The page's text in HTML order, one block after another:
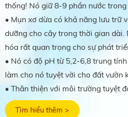
thống! Nó giữ 8-9 phần nước trong
• Mụn xơ dừa có khả năng lưu trữ
dưỡng cho cây trong thời gian dài.
hóa rất quan trọng cho sự phát
• Nó có độ pH từ 5,2-6,8 trung
làm cho nó tuyệt vời cho đất vườn
• Thân thiện với môi trường tuyệt
Tìm hiểu thêm >